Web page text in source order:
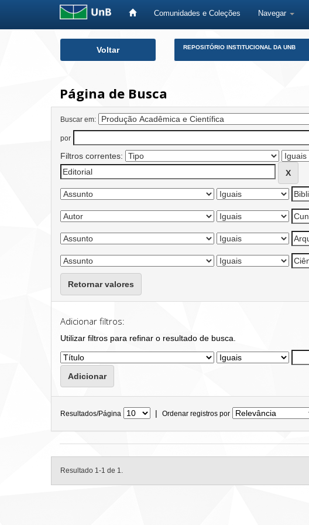
Comunidades e Coleções Navegar
Voltar REPOSITÓRIO INSTITUCIONAL DA UNB
Página de Busca
Buscar em:
por
Filtros correntes:
Retornar valores
Adicionar filtros:
Utilizar filtros para refinar o resultado de busca.
Resultados/Página | Ordenar registros por
Resultado 1-1 de 1.